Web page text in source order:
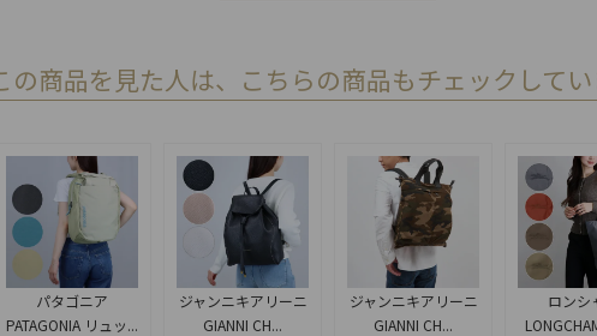
の商品を見た人は、こちらの商品もチェックしてい
パタゴニア
PATAGONIA リュッ...
ジャンニキアリーニ
GIANNI CH...
ジャンニキアリーニ
GIANNI CH...
ロンシ